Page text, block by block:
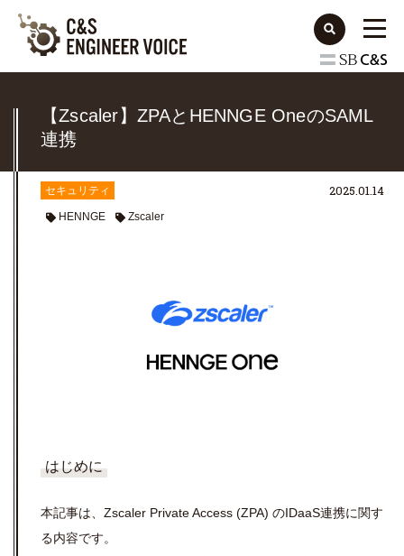
【Zscaler】ZPAとHENNGE OneのSAML
連携
セキュリティ
HENNGE Zscaler
2025.01.14
はじめに
本記事は、Zscaler Private Access (ZPA) のIDaaS連携に関す
る内容です。